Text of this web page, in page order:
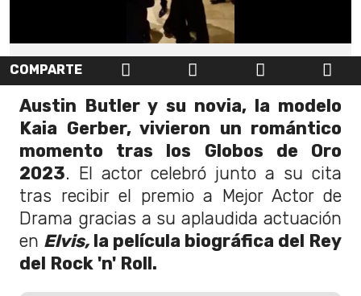
COMPARTE
Austin Butler y su novia, la modelo
Kaia Gerber, vivieron un romántico
momento tras los Globos de Oro
2023. El actor celebró junto a su cita
tras recibir el premio a Mejor Actor de
Drama gracias a su aplaudida actuación
en Elvis, la película biográfica del Rey
del Rock 'n' Roll.